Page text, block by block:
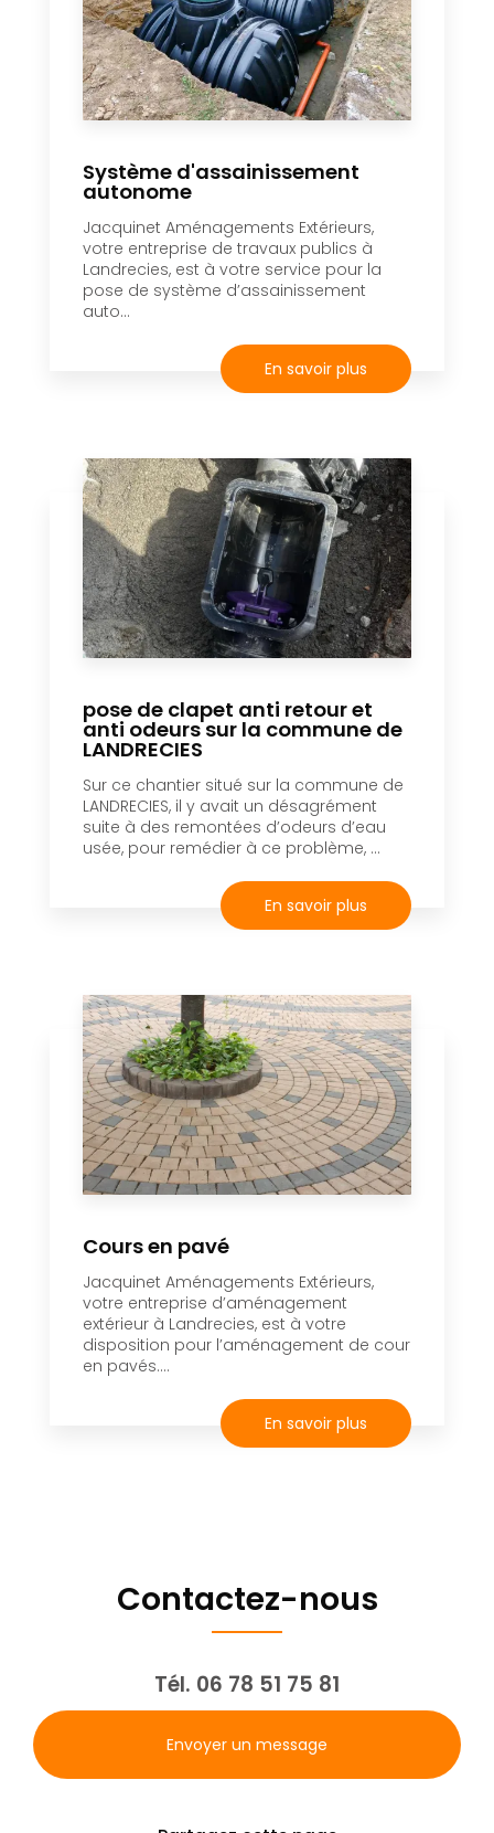
Système d'assainissement
autonome
Jacquinet Aménagements Extérieurs,
votre entreprise de travaux publics à
Landrecies, est à votre service pour la
pose de système d’assainissement
auto...
En savoir plus
pose de clapet anti retour et
anti odeurs sur la commune de
LANDRECIES
Sur ce chantier situé sur la commune de
LANDRECIES, il y avait un désagrément
suite à des remontées d’odeurs d’eau
usée, pour remédier à ce problème, ...
En savoir plus
Cours en pavé
Jacquinet Aménagements Extérieurs,
votre entreprise d’aménagement
extérieur à Landrecies, est à votre
disposition pour l’aménagement de cour
en pavés....
En savoir plus
Contactez-nous
Tél. 06 78 51 75 81
Envoyer un message